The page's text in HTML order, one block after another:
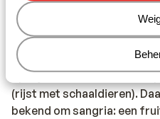
Het alarmnummer in
en brandweer is 112.
Eten & drinken:
Spanje staat bekend om
(rijst met schaaldieren).
bekend om sangria: een